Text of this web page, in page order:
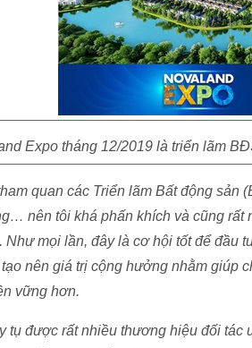
Expo tháng 12/2019 là triển lãm
quan các Triển lãm Bất động
nên tôi khá phấn khích và cũng rất
Như mọi lần, đây là cơ hội tốt để đầu
nên giá trị cộng hưởng nhằm giúp
vững hơn.
tụ được rất nhiều thương hiệu đối tác